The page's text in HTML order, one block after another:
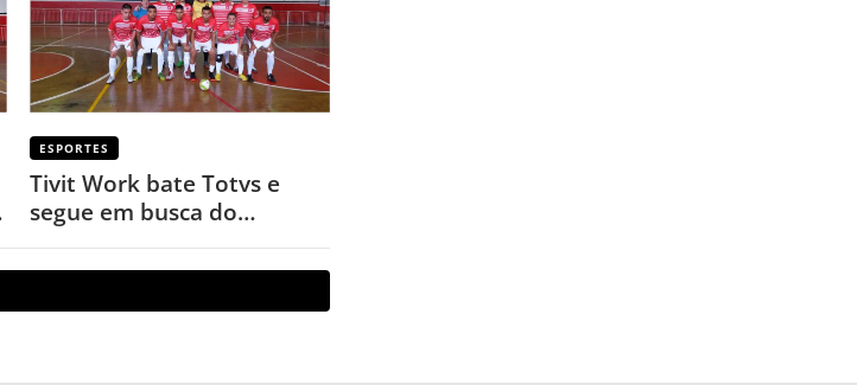
ESPORTES
Tivit Work bate Totvs e
segue em busca do
bicampeonato no Futsal